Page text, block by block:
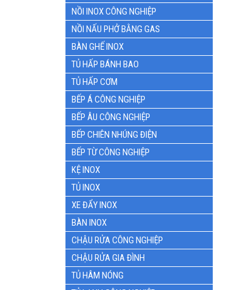
NỒI INOX CÔNG NGHIỆP
NỒI NẤU PHỞ BẰNG GAS
BÀN GHẾ INOX
TỦ HẤP BÁNH BAO
TỦ HẤP CƠM
BẾP Á CÔNG NGHIỆP
BẾP ÂU CÔNG NGHIỆP
BẾP CHIÊN NHÚNG ĐIỆN
BẾP TỪ CÔNG NGHIỆP
KỆ INOX
TỦ INOX
XE ĐẨY INOX
BÀN INOX
CHẬU RỬA CÔNG NGHIỆP
CHẬU RỬA GIA ĐÌNH
TỦ HÂM NÓNG